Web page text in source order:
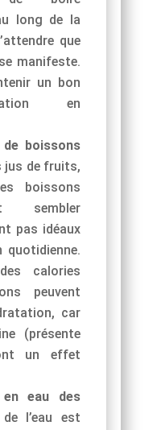
long de la
que
manifeste.
un bon
en
boissons
jus de fruits,
boissons
sembler
pas idéaux
quotidienne.
calories
peuvent
car
(présente
un effet
en eau des
l’eau est